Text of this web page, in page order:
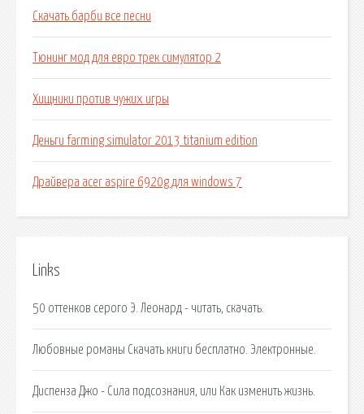
Скачать барби все песни
Тюнинг мод для евро трек симулятор 2
Хищники против чужих игры
Деньги farming simulator 2013 titanium edition
Драйвера acer aspire 6920g для windows 7
Links
50 оттенков серого Э. Леонард - читать, скачать.
Любовные романы Скачать книги бесплатно. Электронные.
Диспенза Джо - Сила подсознания, или Как изменить жизнь.